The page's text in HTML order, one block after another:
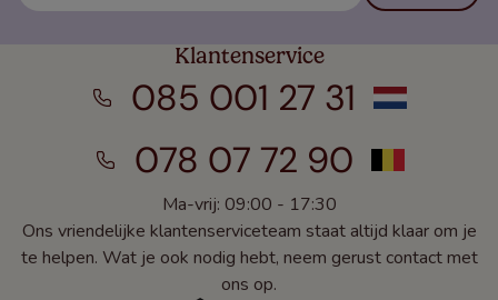
Klantenservice
085 001 27 31
078 07 72 90
Ma-vrij: 09:00 - 17:30
Ons vriendelijke klantenserviceteam staat altijd klaar om je
te helpen. Wat je ook nodig hebt, neem gerust contact met
ons op.